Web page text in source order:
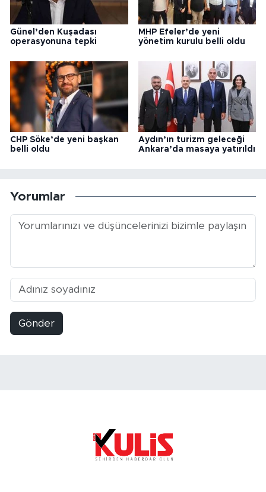
Günel’den Kuşadası
operasyonuna tepki
MHP Efeler’de yeni
yönetim kurulu belli oldu
CHP Söke’de yeni başkan
belli oldu
Aydın’ın turizm geleceği
Ankara’da masaya yatırıldı
Yorumlar
Gönder